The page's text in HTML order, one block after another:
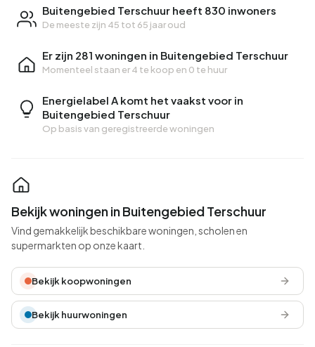
Buitengebied Terschuur heeft 830 inwoners
De meeste zijn 45 tot 65 jaar oud
Er zijn 281 woningen in Buitengebied Terschuur
Momenteel staan er4 te koop en 0 te huur
Energielabel A komt het vaakst voor in
Buitengebied Terschuur
Op basis van geregistreerde woningen
Bekijk woningen in Buitengebied Terschuur
Vind gemakkelijk beschikbare woningen, scholen en
supermarkten op onze kaart.
Bekijk koopwoningen
Bekijk huurwoningen